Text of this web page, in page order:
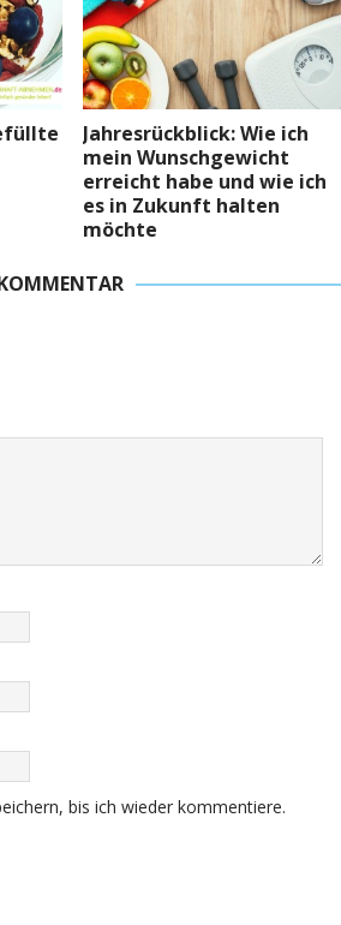
Jahresrückblick: Wie ich
mein Wunschgewicht
erreicht habe und wie ich
es in Zukunft halten
möchte
bis ich wieder kommentiere.